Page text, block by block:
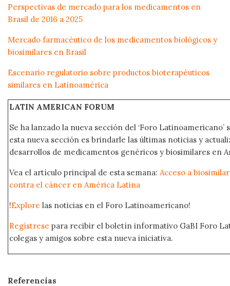
Perspectivas de mercado para los medicamentos en
Brasil de 2016 a 2025
Mercado farmacéutico de los medicamentos biológicos y
biosimilares en Brasil
Escenario regulatorio sobre productos bioterapéuticos
similares en Latinoamérica
LATIN AMERICAN FORUM
Se ha lanzado la nueva sección del ‘Foro Latinoamericano’
esta nueva sección es brindarle las últimas noticias y
desarrollos de medicamentos genéricos y biosimilares en
Vea el artículo principal de esta semana: Acceso a
contra el cáncer en América Latina
!Explore las noticias en el Foro Latinoamericano!
Regístrese para recibir el boletín informativo GaBI Foro
colegas y amigos sobre esta nueva iniciativa.
Referencias